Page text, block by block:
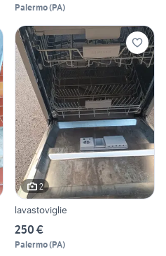
Palermo(PA)
2
lavastoviglie
250 €
Palermo(PA)